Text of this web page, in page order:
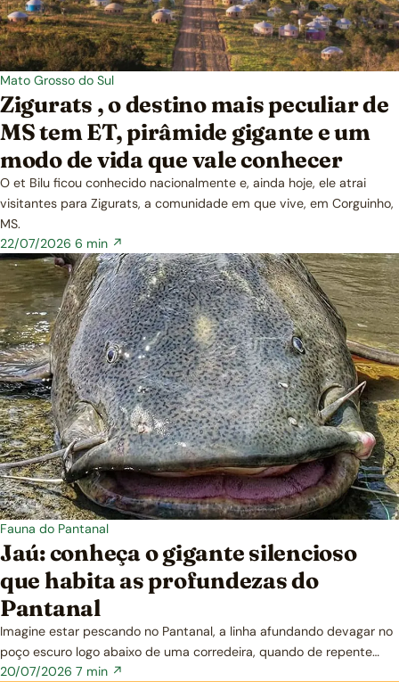
Mato Grosso do Sul
Zigurats , o destino mais peculiar de
MS tem ET, pirâmide gigante e um
modo de vida que vale conhecer
O et Bilu ficou conhecido nacionalmente e, ainda hoje, ele atrai
visitantes para Zigurats, a comunidade em que vive, em Corguinho,
MS.
22/07/2026 6 min ↗
Fauna do Pantanal
Jaú: conheça o gigante silencioso
que habita as profundezas do
Pantanal
Imagine estar pescando no Pantanal, a linha afundando devagar no
poço escuro logo abaixo de uma corredeira, quando de repente…
20/07/2026 7 min ↗